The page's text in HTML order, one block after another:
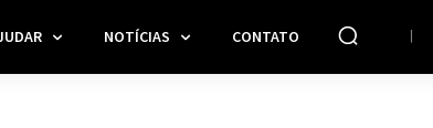
NOTÍCIAS CONTATO